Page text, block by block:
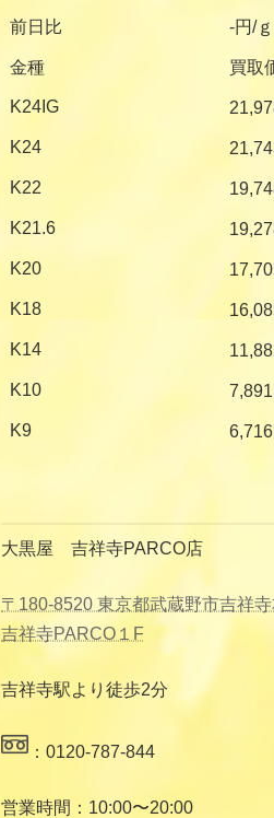
前日比 -円/ｇ
金種 買取
K24IG
K24
K22
K21.6
K20
K18
K14
K10
K9
大黒屋 吉祥寺PARCO店
〒180-8520 東京都武蔵野市吉祥
吉祥寺PARCO１F
吉祥寺駅より徒歩2分
：0120-787-844
営業時間：10:00〜20:00